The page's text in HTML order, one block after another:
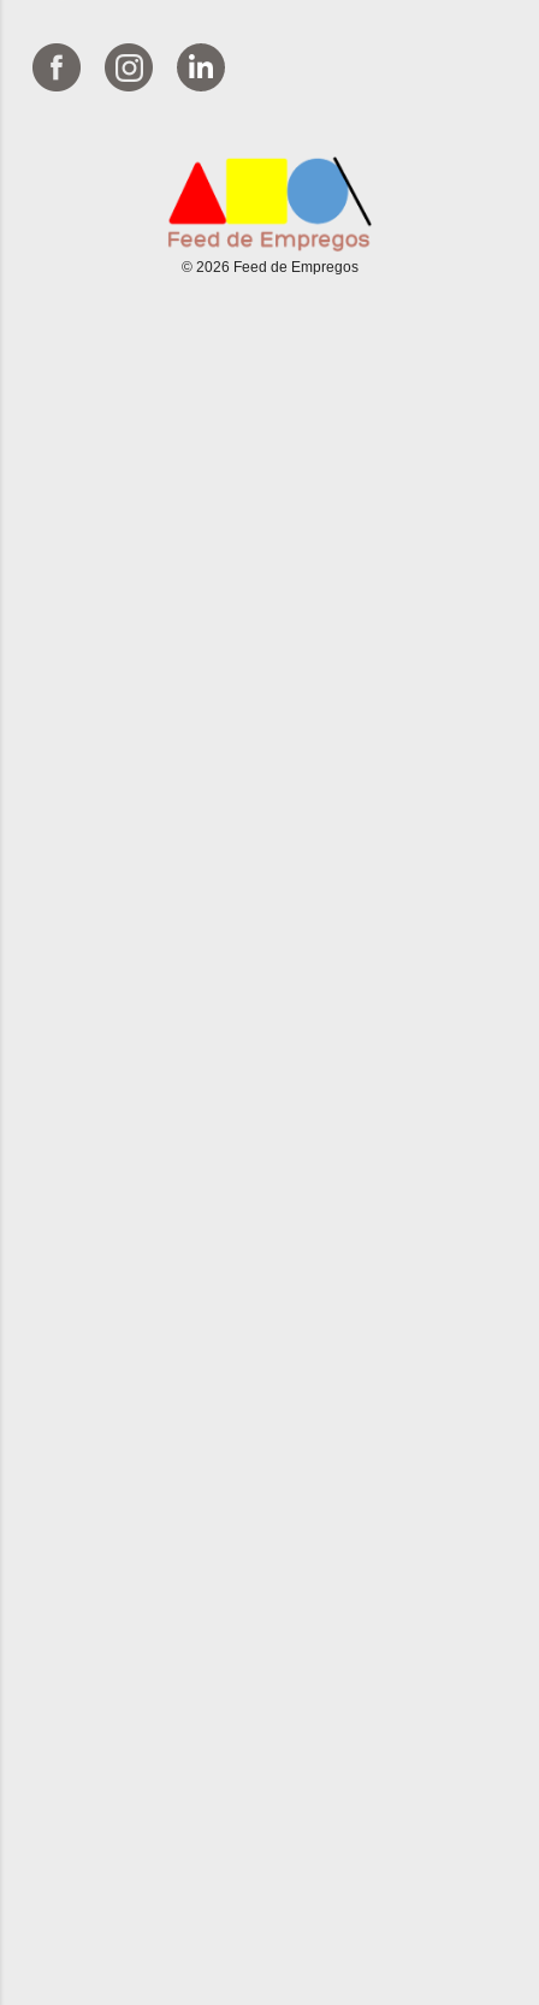
© 2026 Feed de Empregos